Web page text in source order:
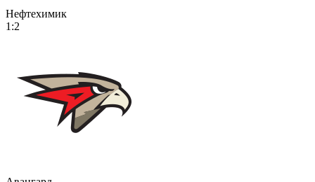
Нефтехимик
1:2